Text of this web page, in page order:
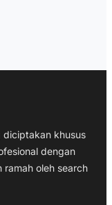
diciptakan khusus
dengan
oleh search